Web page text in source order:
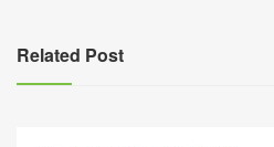
覽
Related Post